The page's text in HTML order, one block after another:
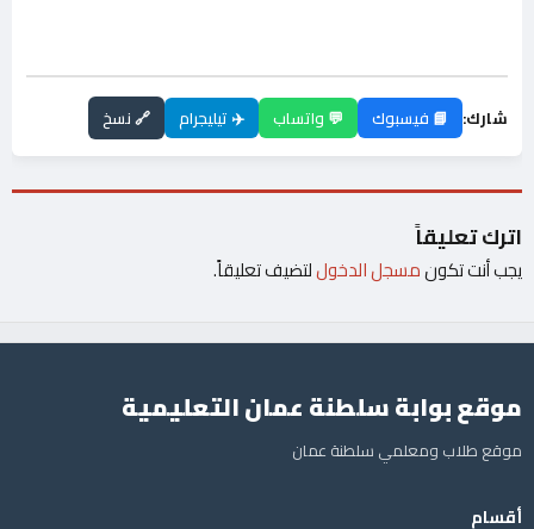
شارك: 📘 فيسبوك 💬 واتساب ✈️ تيليجرام 🔗 نسخ
اترك تعليقاً
يجب أنت تكونمسجل الدخوللتضيف تعليقاً.
موقع بوابة سلطنة عمان التعليمية
موقع طلاب ومعلمي سلطنة عمان
أقسام